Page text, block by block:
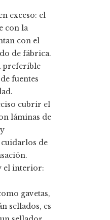
exceso: el
con la
con el
de fábrica.
preferible
fuentes
cubrir el
láminas de
cuidarlos de
el interior:
gavetas,
sellados, es